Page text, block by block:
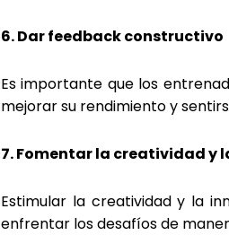
6. Dar feedback constructivo
Es importante que los
mejorar su rendimiento y
7. Fomentar la creatividad y
Estimular la creatividad y la
enfrentar los desafíos de